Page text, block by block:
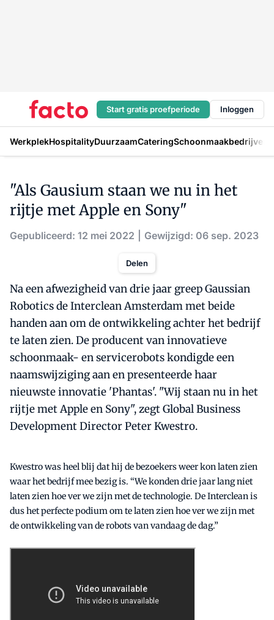
Start gratis proefperiode Inloggen
WerkplekHospitalityDuurzaamCateringSchoonmaakbedrijven
"Als Gausium staan we nu in het
rijtje met Apple en Sony"
Gepubliceerd: 12 mei 2022 Gewijzigd: 06 sep. 2023
Delen
Na een afwezigheid van drie jaar greep Gaussian
Robotics de Interclean Amsterdam met beide
handen aan om de ontwikkeling achter het bedrijf
te laten zien. De producent van innovatieve
schoonmaak- en servicerobots kondigde een
naamswijziging aan en presenteerde haar
nieuwste innovatie 'Phantas'. "Wij staan nu in het
rijtje met Apple en Sony", zegt Global Business
Development Director Peter Kwestro.
Kwestro was heel blij dat hij de bezoekers weer kon laten zien
waar het bedrijf mee bezig is. “We konden drie jaar lang niet
laten zien hoe ver we zijn met de technologie. De Interclean is
dus het perfecte podium om te laten zien hoe ver we zijn met
de ontwikkeling van de robots van vandaag de dag.”